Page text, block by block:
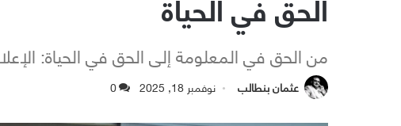
من الحق في المعلومة إلى الحق في الحياة:
عثمان بنطالب نوفمبر 18, 2025 0